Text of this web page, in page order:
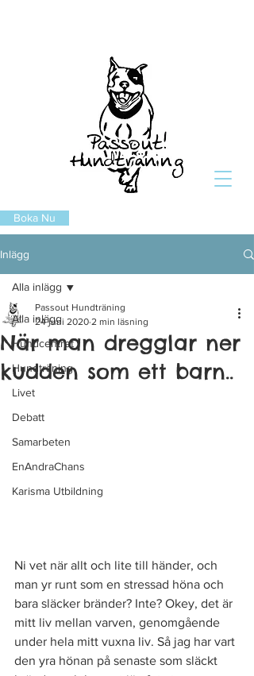
Boka Nu
Inlägg
Alla inlägg
Hundcentret
Hundträning
Livet
Debatt
Samarbeten
EnAndraChans
Karisma Utbildning
Alla inlägg
När man dregglar ner
kudden som ett barn..
Passout Hundträning
24 juni 2020 2 min läsning
Ni vet när allt och lite till händer, och
man yr runt som en stressad höna och
bara släcker bränder? Inte? Okey, det är
mitt liv mellan varven, genomgående
under hela mitt vuxna liv. Så jag har vart
den yra hönan på senaste som släckt